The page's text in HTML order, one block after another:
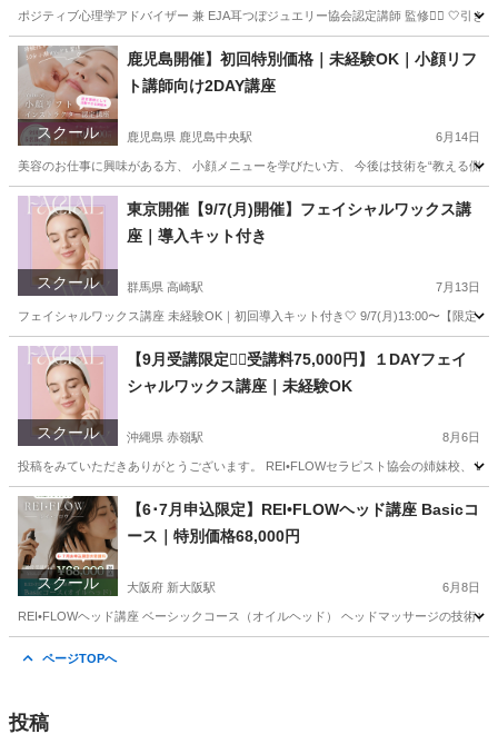
ポジティブ心理学アドバイザー 兼 EJA耳つぼジュエリー協会認定講師 監修❤️‍🔥 🤍引
沖縄 那覇市 美容健康 つぼ
スクール
鹿児島開催】初回特別価格｜未経験OK｜小顔リフ
ト講師向け2DAY講座
鹿児島県 鹿児島中央駅 6月14日
美容のお仕事に興味がある方、 小顔メニューを学びたい方、 今後は技術を“教える側
鹿児島 鹿児島市 鹿児島中央駅 リフトアップ
スクール
東京開催【9/7(月)開催】フェイシャルワックス講
座｜導入キット付き
群馬県 高崎駅 7月13日
フェイシャルワックス講座 未経験OK｜初回導入キット付き🤍 9/7(月)13:00〜【限定
群馬 前橋市 高崎駅 スキンケア フェイシャル
スクール
【9月受講限定❤️‍🔥受講料75,000円】１DAYフェイ
シャルワックス講座｜未経験OK
沖縄県 赤嶺駅 8月6日
投稿をみていただきありがとうございます。 REI•FLOWセラピスト協会の姉妹校、
沖縄 那覇市 赤嶺駅 美容健康
スクール
【6･7月申込限定】REI•FLOWヘッド講座 Basicコ
ース｜特別価格68,000円
大阪府 新大阪駅 6月8日
REI•FLOWヘッド講座 ベーシックコース（オイルヘッド） ヘッドマッサージの技術
ページTOPへ
投稿